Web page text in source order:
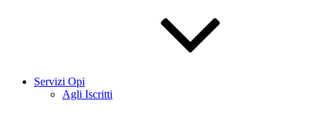
Servizi Opi
Agli Iscritti